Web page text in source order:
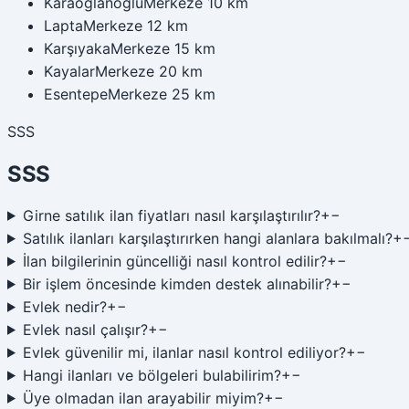
LaptaMerkeze 12 km
KarşıyakaMerkeze 15 km
KayalarMerkeze 20 km
EsentepeMerkeze 25 km
SSS
SSS
Girne satılık ilan fiyatları nasıl karşılaştırılır?+−
Satılık ilanları karşılaştırırken hangi alanlara bakılmalı?+
İlan bilgilerinin güncelliği nasıl kontrol edilir?+−
Bir işlem öncesinde kimden destek alınabilir?+−
Evlek nedir?+−
Evlek nasıl çalışır?+−
Evlek güvenilir mi, ilanlar nasıl kontrol ediliyor?+−
Hangi ilanları ve bölgeleri bulabilirim?+−
Üye olmadan ilan arayabilir miyim?+−